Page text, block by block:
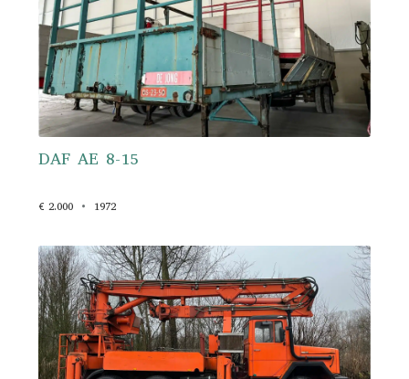
DAF AE 8-15
€ 2.000 1972